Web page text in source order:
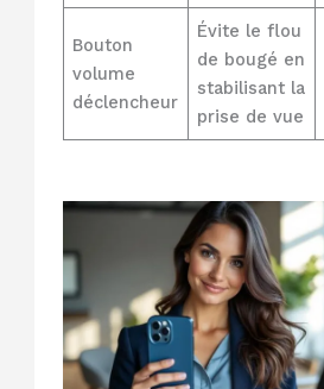
Bouton
volume
déclencheur
Évite le flou
de bougé en
stabilisant la
prise de vue